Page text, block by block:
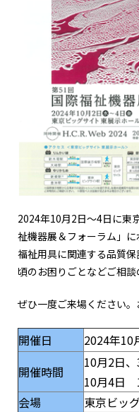
2024年10月2日～4日に東
祉機器展＆フォーラム」に
福祉用具に関連する品質
頃のお困りごとなどご相談
ぜひ一度ご来場ください。
開催日
2024年10
開催時間
10月2日
10月4日
会場
東京ビッ